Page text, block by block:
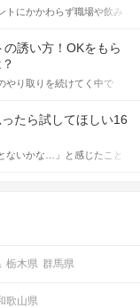
トにかかわらず職場や飲み
。 これから恋人作りを本
異性を求めて出すサイン
るかどうかが重要。 この
出すサインとその心理を
ご紹介していきます。
誘い方！OKをもら
やり取りを続けてく中で
？」とお困りの男性もいら
で今回は、男性から女性へ
ご紹介します。例文も混じ
ください。
たら試してほしい16
ないかな…」と感じたこと
ままさに楽しいことを探し
栃木県 群馬県
歌山県